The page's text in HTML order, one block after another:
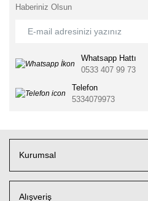
Haberiniz Olsun
Whatsapp Hattı
0533 407 99 73
Telefon
5334079973
Kurumsal
Alışveriş